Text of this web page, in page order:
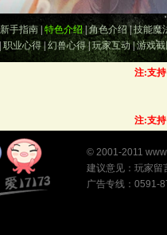
新手指南| 特色介绍|角色介绍|技能魔
|职业心得| 幻兽心得|玩家互动|游戏
注:支
注:支
© 2001-2011
建议意见： 玩家留
广告专线：